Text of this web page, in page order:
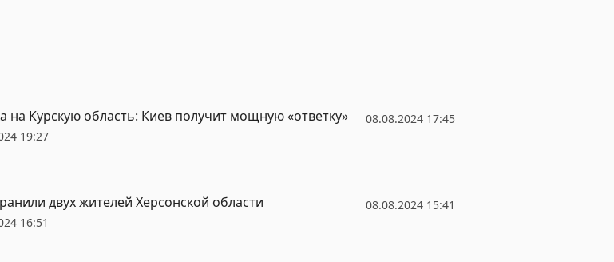
19:27
08.08.2024 17:45
на Курскую область: Киев получит мощную «ответку»
16:51
08.08.2024 15:41
двух жителей Херсонской области